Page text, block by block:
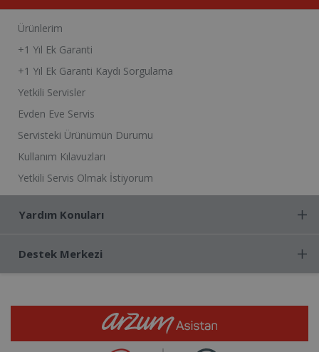
Ürünlerim
+1 Yıl Ek Garanti
+1 Yıl Ek Garanti Kaydı Sorgulama
Yetkili Servisler
Evden Eve Servis
Servisteki Ürünümün Durumu
Kullanım Kılavuzları
Yetkili Servis Olmak İstiyorum
Yardım Konuları
Destek Merkezi